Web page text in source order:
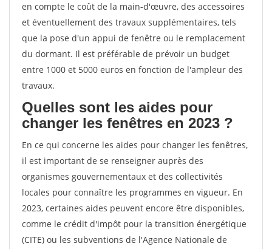
en compte le coût de la main-d'œuvre, des accessoires
et éventuellement des travaux supplémentaires, tels
que la pose d'un appui de fenêtre ou le remplacement
du dormant. Il est préférable de prévoir un budget
entre 1000 et 5000 euros en fonction de l'ampleur des
travaux.
Quelles sont les aides pour
changer les fenêtres en 2023 ?
En ce qui concerne les aides pour changer les fenêtres,
il est important de se renseigner auprès des
organismes gouvernementaux et des collectivités
locales pour connaître les programmes en vigueur. En
2023, certaines aides peuvent encore être disponibles,
comme le crédit d'impôt pour la transition énergétique
(CITE) ou les subventions de l'Agence Nationale de